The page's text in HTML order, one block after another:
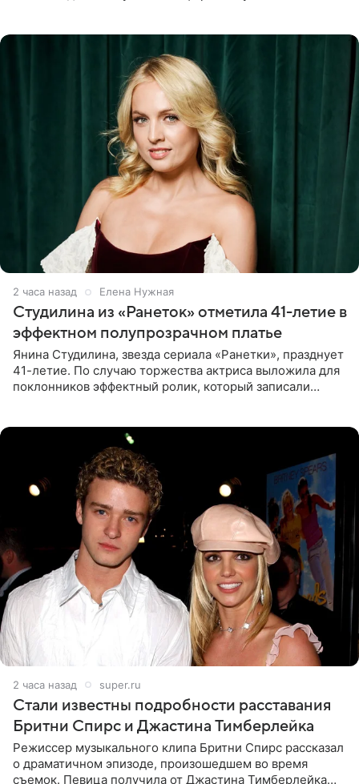
2 часа назад Елена Нужная
Студилина из «Ранеток» отметила 41-летие в
эффектном полупрозрачном платье
Янина Студилина, звезда сериала «Ранетки», празднует
41-летие. По случаю торжества актриса выложила для
поклонников эффектный ролик, который записали
2 часа назад super.ru
Стали известны подробности расставания
Бритни Спирс и Джастина Тимберлейка
Режиссер музыкального клипа Бритни Спирс рассказал
о драматичном эпизоде, произошедшем во время
съемок. Певица получила от Джастина Тимберлейка